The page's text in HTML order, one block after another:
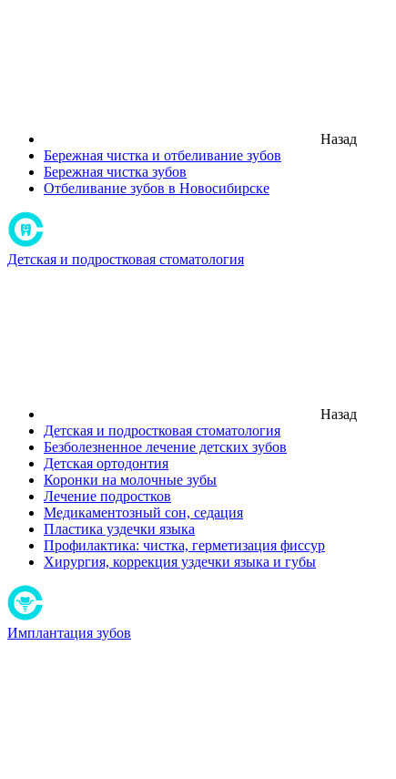
Назад
Бережная чистка и отбеливание зубов
Бережная чистка зубов
Отбеливание зубов в Новосибирске
Детская и подростковая стоматология
Назад
Детская и подростковая стоматология
Безболезненное лечение детских зубов
Детская ортодонтия
Коронки на молочные зубы
Лечение подростков
Медикаментозный сон, седация
Пластика уздечки языка
Профилактика: чистка, герметизация фиссур
Хирургия, коррекция уздечки языка и губы
Имплантация зубов